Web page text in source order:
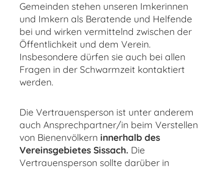
Gemeinden stehen unseren Imkerinnen
und Imkern als Beratende und Helfende
bei und wirken vermittelnd zwischen der
Öffentlichkeit und dem Verein.
Insbesondere dürfen sie auch bei allen
Fragen in der Schwarmzeit kontaktiert
werden.
Die Vertrauensperson ist unter anderem
auch Ansprechpartner/in beim Verstellen
von Bienenvölkern innerhalb des
Vereinsgebietes Sissach. Die
Vertrauensperson sollte darüber in